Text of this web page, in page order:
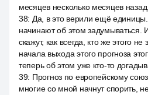
месяцев несколько месяцев
38: Да, в это верили ещё
начинают об этом задумываться. И
скажут, как всегда, кто же этого
начала выхода этого прогноза
теперь об этом уже кто-то
39: Прогноз по европейскому
многие со мной начнут спорить,